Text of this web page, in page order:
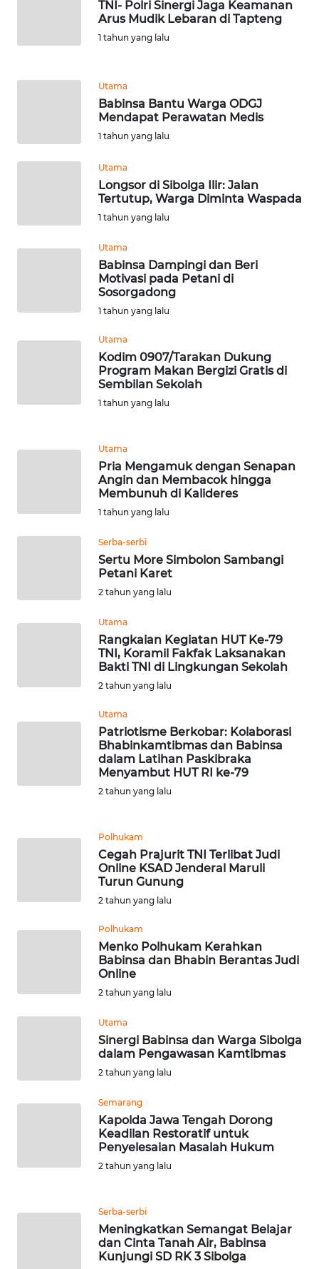
TNI- Polri Sinergi Jaga Keamanan
Arus Mudik Lebaran di Tapteng
1 tahun yang lalu
Utama
Babinsa Bantu Warga ODGJ
Mendapat Perawatan Medis
1 tahun yang lalu
Utama
Longsor di Sibolga Ilir: Jalan
Tertutup, Warga Diminta Waspada
1 tahun yang lalu
Utama
Babinsa Dampingi dan Beri
Motivasi pada Petani di
Sosorgadong
1 tahun yang lalu
Utama
Kodim 0907/Tarakan Dukung
Program Makan Bergizi Gratis di
Sembilan Sekolah
1 tahun yang lalu
Utama
Pria Mengamuk dengan Senapan
Angin dan Membacok hingga
Membunuh di Kalideres
1 tahun yang lalu
Serba-serbi
Sertu More Simbolon Sambangi
Petani Karet
2 tahun yang lalu
Utama
Rangkaian Kegiatan HUT Ke-79
TNI, Koramil Fakfak Laksanakan
Bakti TNI di Lingkungan Sekolah
2 tahun yang lalu
Utama
Patriotisme Berkobar: Kolaborasi
Bhabinkamtibmas dan Babinsa
dalam Latihan Paskibraka
Menyambut HUT RI ke-79
2 tahun yang lalu
Polhukam
Cegah Prajurit TNI Terlibat Judi
Online KSAD Jenderal Maruli
Turun Gunung
2 tahun yang lalu
Polhukam
Menko Polhukam Kerahkan
Babinsa dan Bhabin Berantas Judi
Online
2 tahun yang lalu
Utama
Sinergi Babinsa dan Warga Sibolga
dalam Pengawasan Kamtibmas
2 tahun yang lalu
Semarang
Kapolda Jawa Tengah Dorong
Keadilan Restoratif untuk
Penyelesaian Masalah Hukum
2 tahun yang lalu
Serba-serbi
Meningkatkan Semangat Belajar
dan Cinta Tanah Air, Babinsa
Kunjungi SD RK 3 Sibolga
WN
WN
NTT
WN
NTB
WN
WN
WN